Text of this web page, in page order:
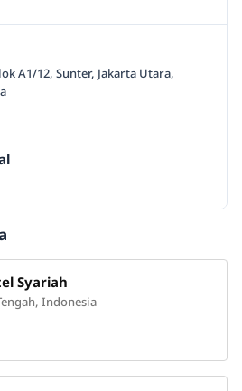
A1/12, Sunter, Jakarta Utara,
Syariah
Indonesia